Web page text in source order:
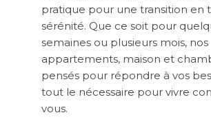
pratique pour une transition en
sérénité. Que ce soit pour
semaines ou plusieurs mois, nos
appartements, maison et
pensés pour répondre à vos
tout le nécessaire pour vivre
vous.